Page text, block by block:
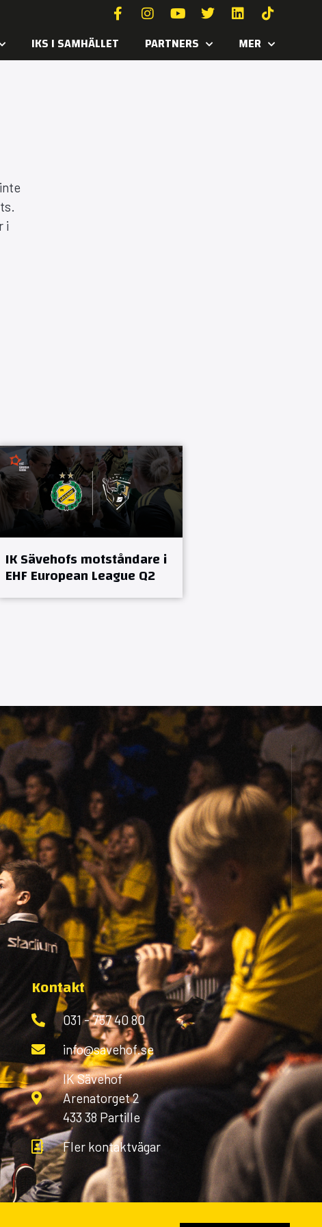
IKS I SAMHÄLLET PARTNERS MER
i
IK Sävehofs motståndare i
EHF European League Q2
Kontakt
031 - 757 40 80
info@savehof.se
IK Sävehof
Arenatorget 2
433 38 Partille
Fler kontaktvägar